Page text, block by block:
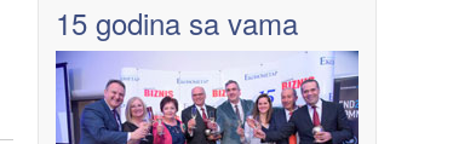
15 godina sa vama